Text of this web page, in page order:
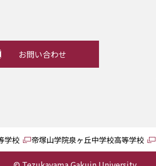
お問い合わせ
学校 帝塚山学院泉ヶ丘中学校高等学校